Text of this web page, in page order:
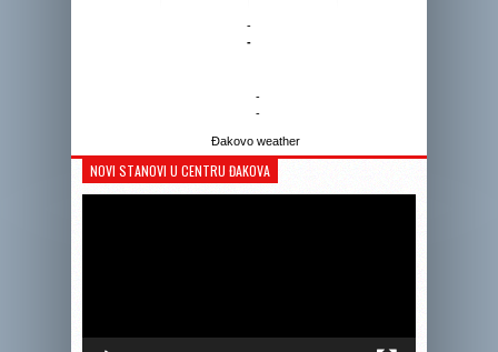
-
-
-
-
Đakovo weather
NOVI STANOVI U CENTRU ĐAKOVA